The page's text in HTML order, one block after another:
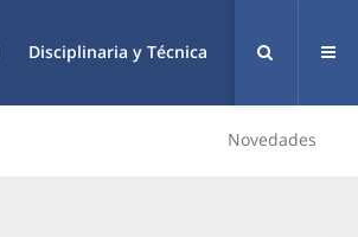
Disciplinaria y Técnica
Novedades